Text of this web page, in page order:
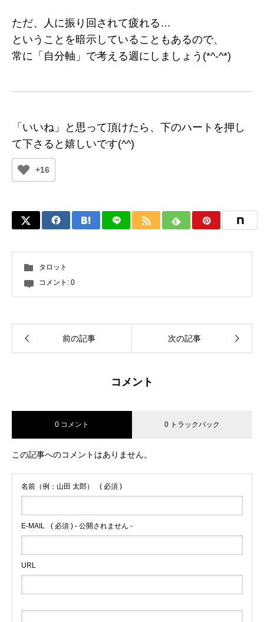
ただ、人に振り回されて疲れる…
ということを暗示していることもあるので、
常に「自分軸」で考える週にしましょう(*^-^*)
「いいね」と思って頂けたら、下のハートを押し
て下さると嬉しいです(^^)
+16
タロット
コメント: 0
前の記事 次の記事
コメント
0 コメント 0 トラックバック
この記事へのコメントはありません。
名前（例：山田 太郎） ( 必須 )
E-MAIL ( 必須 ) - 公開されません -
URL